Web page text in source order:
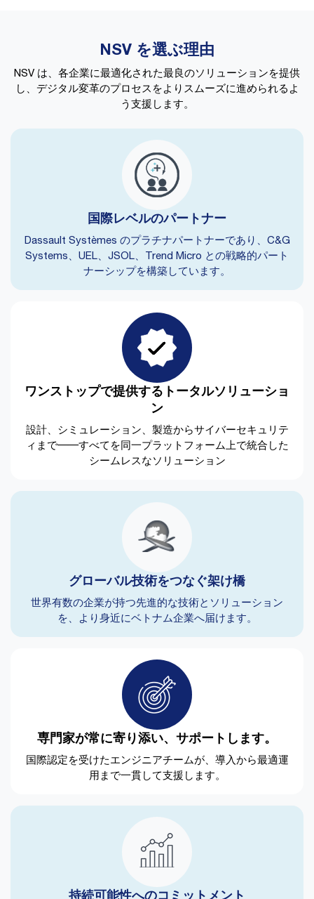
NSV を選ぶ理由
NSV は、各企業に最適化された最良のソリューションを提供
し、デジタル変革のプロセスをよりスムーズに進められるよ
う支援します。
国際レベルのパートナー
Dassault Systèmes のプラチナパートナーであり、C&G
Systems、UEL、JSOL、Trend Micro との戦略的パート
ナーシップを構築しています。
ワンストップで提供するトータルソリューショ
ン
設計、シミュレーション、製造からサイバーセキュリテ
ィまで──すべてを同一プラットフォーム上で統合した
シームレスなソリューション
グローバル技術をつなぐ架け橋
世界有数の企業が持つ先進的な技術とソリューション
を、より身近にベトナム企業へ届けます。
専門家が常に寄り添い、サポートします。
国際認定を受けたエンジニアチームが、導入から最適運
用まで一貫して支援します。
持続可能性へのコミットメント